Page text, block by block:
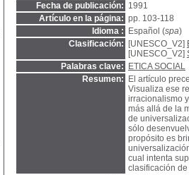
Fecha de publicación: 1991
Artículo en la página: pp. 103-118
Idioma :
Español (spa)
Clasificación:
[UNESCO_V2]
[UNESCO_V2]
Palabras clave:
ETICA SOCIAL
Resumen:
El artículo
Visualiza ese
irracionalismo
más allá de la
de
sólo
propósito es
cual intenta
clasificación